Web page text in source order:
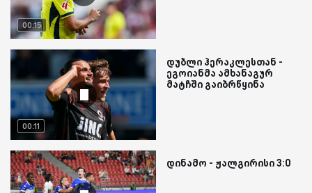
00:15
00:11
დუბლი ჰერაკლესთან -
ეგოიანმა ამხანაგურ
მატჩში გაიბრწყინა
დინამო - ჟალგირისი 3:0